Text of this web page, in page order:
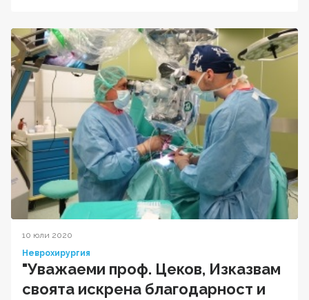
10 юли 2020
Неврохирургия
"Уважаеми проф. Цеков, Изказвам
своята искрена благодарност и